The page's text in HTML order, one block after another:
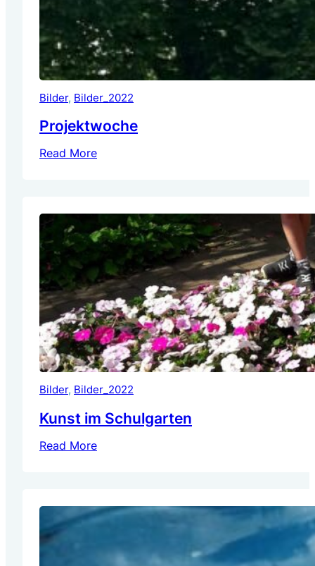
Bilder, Bilder_2022
Projektwoche
Read More
Bilder, Bilder_2022
Kunst im Schulgarten
Read More